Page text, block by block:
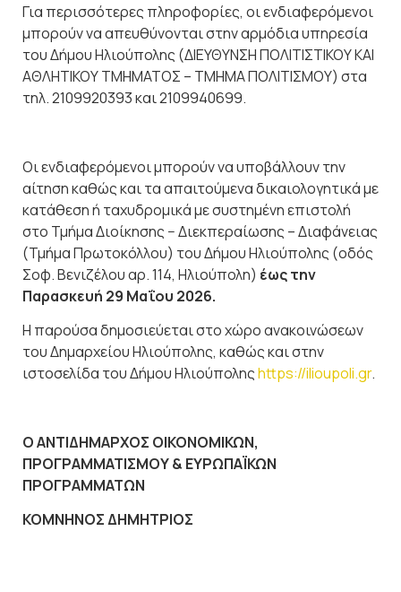
Για περισσότερες πληροφορίες, οι ενδιαφερόμενοι
μπορούν να απευθύνονται στην αρμόδια υπηρεσία
του Δήμου Ηλιούπολης (ΔΙΕΥΘΥΝΣΗ ΠΟΛΙΤΙΣΤΙΚΟΥ ΚΑΙ
ΑΘΛΗΤΙΚΟΥ ΤΜΗΜΑΤΟΣ – ΤΜΗΜΑ ΠΟΛΙΤΙΣΜΟΥ) στα
τηλ. 2109920393 και 2109940699.
Οι ενδιαφερόμενοι μπορούν να υποβάλλουν την
αίτηση καθώς και τα απαιτούμενα δικαιολογητικά με
κατάθεση ή ταχυδρομικά με συστημένη επιστολή
στο Τμήμα Διοίκησης − Διεκπεραίωσης – Διαφάνειας
(Τμήμα Πρωτοκόλλου) του Δήμου Ηλιούπολης (οδός
Σοφ. Βενιζέλου αρ. 114, Ηλιούπολη) έως την
Παρασκευή 29 Μαΐου 2026.
Η παρούσα δημοσιεύεται στο χώρο ανακοινώσεων
του Δημαρχείου Ηλιούπολης, καθώς και στην
ιστοσελίδα του Δήμου Ηλιούποληςhttps://ilioupoli.gr.
Ο ΑΝΤΙΔΗΜΑΡΧΟΣ ΟΙΚΟΝΟΜΙΚΩΝ,
ΠΡΟΓΡΑΜΜΑΤΙΣΜΟΥ& ΕΥΡΩΠΑΪΚΩΝ
ΠΡΟΓΡΑΜΜΑΤΩΝ
ΚΟΜΝΗΝΟΣ ΔΗΜΗΤΡΙΟΣ